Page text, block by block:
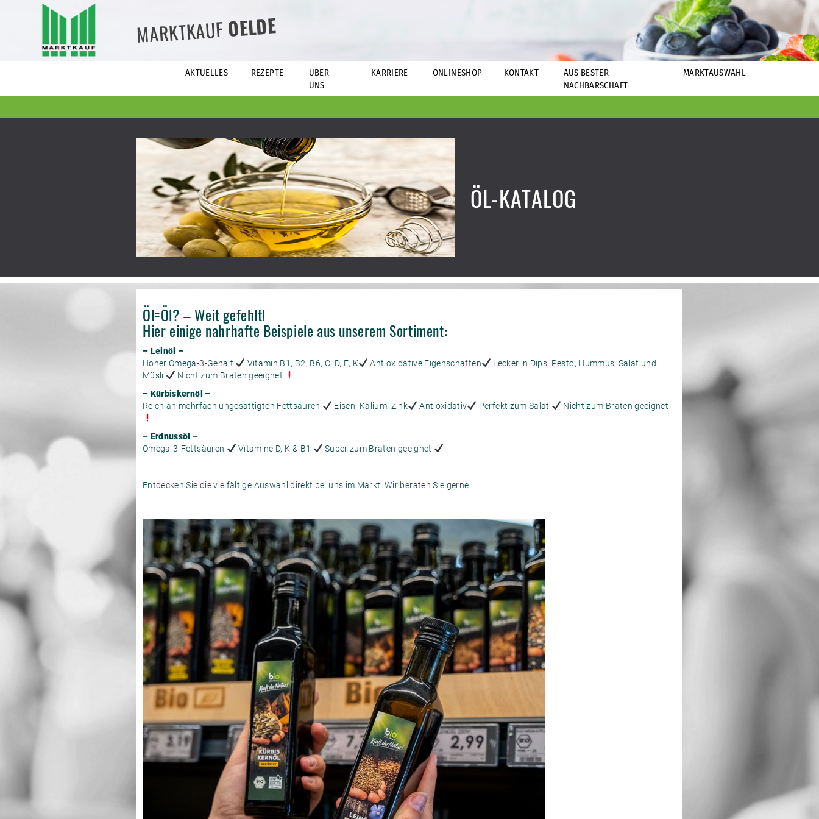
MARKTKAUFOELDE
AKTUELLES REZEPTE
ÜBER
UNS
KARRIERE ONLINESHOP KONTAKT
AUS BESTER
NACHBARSCHAFT
MARKTAUSWAHL
ÖL-KATALOG
Öl=Öl? – Weit gefehlt!
Hier einige nahrhafte Beispiele aus unserem Sortiment:
– Leinöl –
Hoher Omega-3-Gehalt
Vitamin B1, B2, B6, C, D, E, K Antioxidative Eigenschaften
Lecker in Dips, Pesto, Hummus, Salat und
Müsli
Nicht zum Braten geeignet
– Kürbiskernöl –
Reich an mehrfach ungesättigten Fettsäuren
Eisen, Kalium, Zink Antioxidativ Perfekt zum Salat Nicht zum Braten geeignet
– Erdnussöl –
Omega-3-Fettsäuren
Vitamine D, K & B1 Super zum Braten geeignet
Entdecken Sie die vielfältige Auswahl direkt bei uns im Markt! Wir beraten Sie gerne.